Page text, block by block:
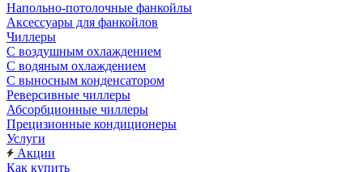
Напольно-потолочные фанкойлы
Аксессуары для фанкойлов
Чиллеры
С воздушным охлаждением
С водяным охлаждением
С выносным конденсатором
Реверсивные чиллеры
Абсорбционные чиллеры
Прецизионные кондиционеры
Услуги
Акции
Как купить